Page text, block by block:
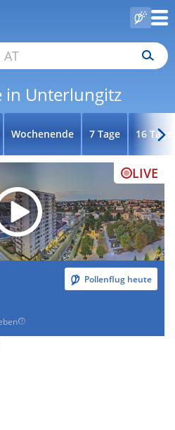
in Unterlungitz
Wochenende 7 Tage 16 Tage
LIVE
Pollenflug heute